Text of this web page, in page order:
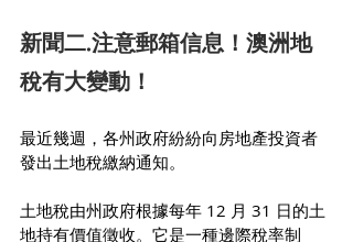
新聞二.注意郵箱信息！澳洲地
稅有大變動！
最近幾週，各州政府紛紛向房地產投資者
發出土地稅繳納通知。
土地稅由州政府根據每年 12 月 31 日的土
地持有價值徵收。它是一種邊際稅率制